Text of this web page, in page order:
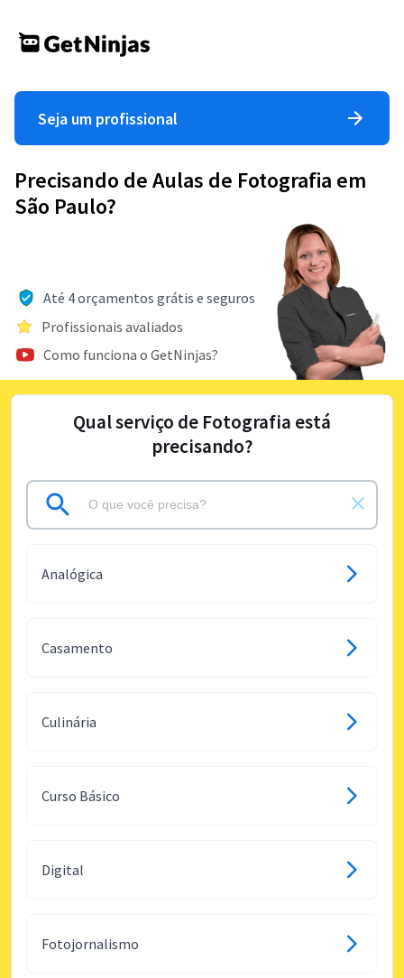
Seja um profissional
Precisando de Aulas de Fotografia em
São Paulo?
Até 4 orçamentos grátis e seguros
Profissionais avaliados
Como funciona o GetNinjas?
Qual serviço de Fotografia está
precisando?
Analógica
Casamento
Culinária
Curso Básico
Digital
Fotojornalismo